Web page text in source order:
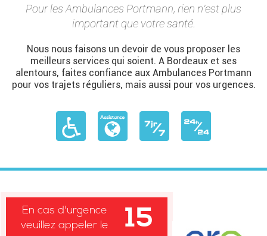
Pour les Ambulances Portmann, rien n’est plus
important que votre santé.
Nous nous faisons un devoir de vous proposer les
meilleurs services qui soient. A Bordeaux et ses
alentours, faites confiance aux Ambulances Portmann
pour vos trajets réguliers, mais aussi pour vos urgences.
En cas d'urgence
veuillez appeler le
15